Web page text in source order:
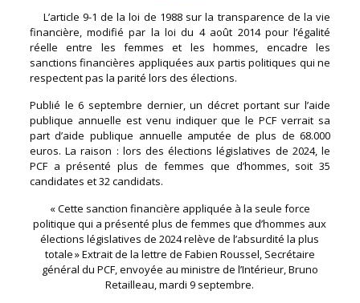
L’article 9-1 de la loi de 1988 sur la transparence de la vie
financière, modifié par la loi du 4 août 2014 pour l’égalité
réelle entre les femmes et les hommes, encadre les
sanctions financières appliquées aux partis politiques qui ne
respectent pas la parité lors des élections.
Publié le 6 septembre dernier, un décret portant sur l’aide
publique annuelle est venu indiquer que le PCF verrait sa
part d’aide publique annuelle amputée de plus de 68.000
euros. La raison : lors des élections législatives de 2024, le
PCF a présenté plus de femmes que d’hommes, soit 35
candidates et 32 candidats.
« Cette sanction financière appliquée à la seule force
politique qui a présenté plus de femmes que d’hommes aux
élections législatives de 2024 relève de l’absurdité la plus
totale » Extrait de la lettre de Fabien Roussel, Secrétaire
général du PCF, envoyée au ministre de l’Intérieur, Bruno
Retailleau, mardi 9 septembre.